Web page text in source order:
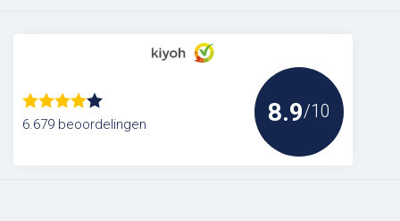
6.679 beoordelingen 8.9/10